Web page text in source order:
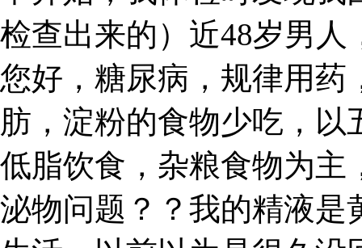
检查出来的）近48岁男
您好，糖尿病，规律用药
肪，淀粉的食物少吃，
低脂饮食，杂粮食物为主
泌物问题？？我的精液是